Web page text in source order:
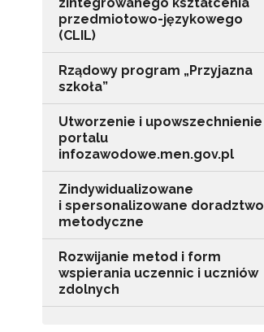
przedmiotowo-językowego
(CLIL)
Rządowy program „Przyjazna
szkoła”
Utworzenie i upowszechnienie
portalu
infozawodowe.men.gov.pl
Zindywidualizowane
i spersonalizowane doradztwo
metodyczne
Rozwijanie metod i form
wspierania uczennic i uczniów
zdolnych